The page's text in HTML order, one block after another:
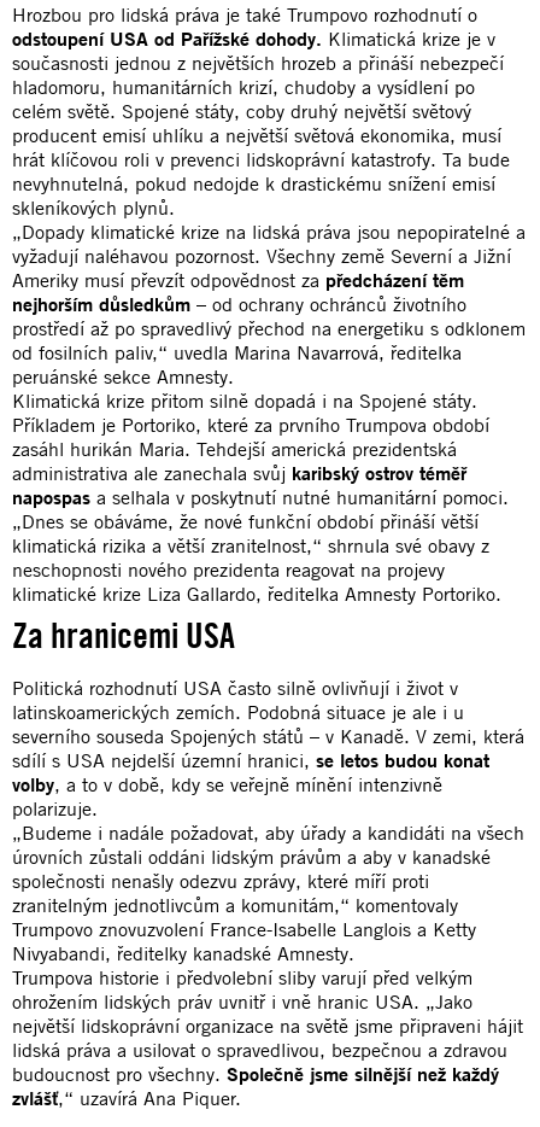
Hrozbou pro lidská práva je také Trumpovo rozhodnutí o
odstoupení USA od Pařížské dohody. Klimatická krize je v
současnosti jednou z největších hrozeb a přináší nebezpečí
hladomoru, humanitárních krizí, chudoby a vysídlení po
celém světě. Spojené státy, coby druhý největší světový
producent emisí uhlíku a největší světová ekonomika, musí
hrát klíčovou roli v prevenci lidskoprávní katastrofy. Ta bude
nevyhnutelná, pokud nedojde k drastickému snížení emisí
skleníkových plynů.
„Dopady klimatické krize na lidská práva jsou nepopiratelné a
vyžadují naléhavou pozornost. Všechny země Severní a Jižní
Ameriky musí převzít odpovědnost za předcházení těm
nejhorším důsledkům – od ochrany ochránců životního
prostředí až po spravedlivý přechod na energetiku s odklonem
od fosilních paliv,“ uvedla Marina Navarrová, ředitelka
peruánské sekce Amnesty.
Klimatická krize přitom silně dopadá i na Spojené státy.
Příkladem je Portoriko, které za prvního Trumpova období
zasáhl hurikán Maria. Tehdejší americká prezidentská
administrativa ale zanechala svůj karibský ostrov téměř
napospas a selhala v poskytnutí nutné humanitární pomoci.
„Dnes se obáváme, že nové funkční období přináší větší
klimatická rizika a větší zranitelnost,“ shrnula své obavy z
neschopnosti nového prezidenta reagovat na projevy
klimatické krize Liza Gallardo, ředitelka Amnesty Portoriko.
Za hranicemi USA
Politická rozhodnutí USA často silně ovlivňují i život v
latinskoamerických zemích. Podobná situace je ale i u
severního souseda Spojených států – v Kanadě. V zemi, která
sdílí s USA nejdelší územní hranici, se letos budou konat
volby, a to v době, kdy se veřejně mínění intenzivně
polarizuje.
„Budeme i nadále požadovat, aby úřady a kandidáti na všech
úrovních zůstali oddáni lidským právům a aby v kanadské
společnosti nenašly odezvu zprávy, které míří proti
zranitelným jednotlivcům a komunitám,“ komentovaly
Trumpovo znovuzvolení France-Isabelle Langlois a Ketty
Nivyabandi, ředitelky kanadské Amnesty.
Trumpova historie i předvolební sliby varují před velkým
ohrožením lidských práv uvnitř i vně hranic USA. „Jako
největší lidskoprávní organizace na světě jsme připraveni hájit
lidská práva a usilovat o spravedlivou, bezpečnou a zdravou
budoucnost pro všechny. Společně jsme silnější než každý
zvlášť,“ uzavírá Ana Piquer.